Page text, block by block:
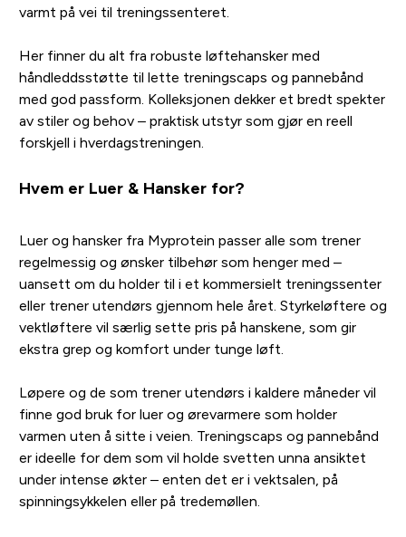
varmt på vei til treningssenteret.
Her finner du alt fra robuste løftehansker med
håndleddsstøtte til lette treningscaps og pannebånd
med god passform. Kolleksjonen dekker et bredt spekter
av stiler og behov – praktisk utstyr som gjør en reell
forskjell i hverdagstreningen.
Hvem er Luer & Hansker for?
Luer og hansker fra Myprotein passer alle som trener
regelmessig og ønsker tilbehør som henger med –
uansett om du holder til i et kommersielt treningssenter
eller trener utendørs gjennom hele året. Styrkeløftere og
vektløftere vil særlig sette pris på hanskene, som gir
ekstra grep og komfort under tunge løft.
Løpere og de som trener utendørs i kaldere måneder vil
finne god bruk for luer og ørevarmere som holder
varmen uten å sitte i veien. Treningscaps og pannebånd
er ideelle for dem som vil holde svetten unna ansiktet
under intense økter – enten det er i vektsalen, på
spinningsykkelen eller på tredemøllen.